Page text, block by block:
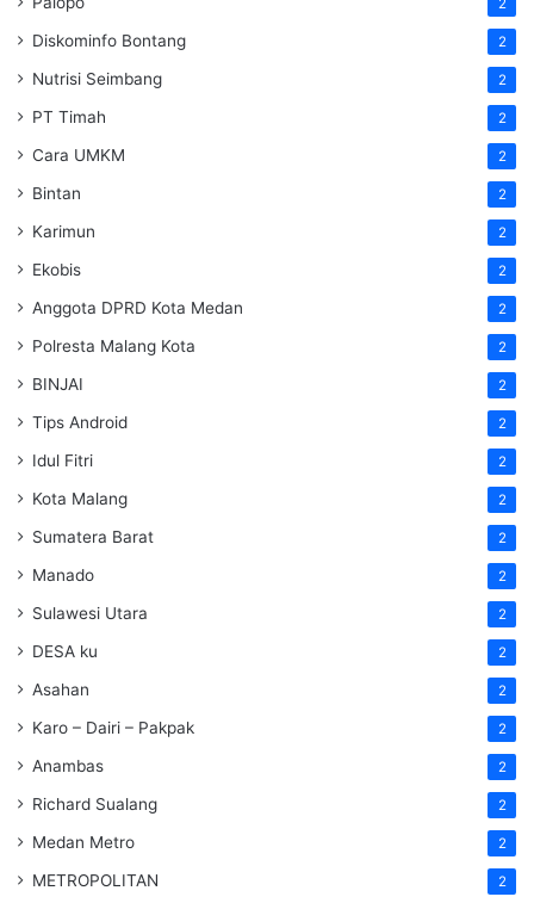
2
Diskominfo Bontang 2
Nutrisi Seimbang 2
PT Timah 2
Cara UMKM 2
Bintan 2
Karimun 2
Ekobis 2
Anggota DPRD Kota Medan 2
Polresta Malang Kota 2
BINJAI 2
Tips Android 2
Idul Fitri 2
Kota Malang 2
Sumatera Barat 2
Manado 2
Sulawesi Utara 2
DESA ku 2
Asahan 2
Karo – Dairi – Pakpak 2
Anambas 2
Richard Sualang 2
Medan Metro 2
METROPOLITAN 2